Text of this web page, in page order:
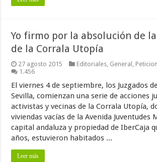
Yo firmo por la absolución de
de la Corrala Utopía
27 agosto 2015 Editoriales General
1.456
El viernes 4 de septiembre, los Juzgados
Sevilla, comienzan una serie de acciones
activistas y vecinas de la Corrala Utopía,
viviendas vacías de la Avenida Juventudes
capital andaluza y propiedad de IberCaja
años, estuvieron habitados ...
Leer más